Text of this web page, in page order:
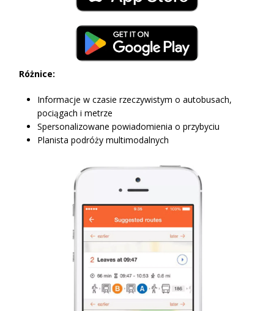
Różnice:
Informacje w czasie rzeczywistym o autobusach,
pociągach i metrze
Spersonalizowane powiadomienia o przybyciu
Planista podróży multimodalnych